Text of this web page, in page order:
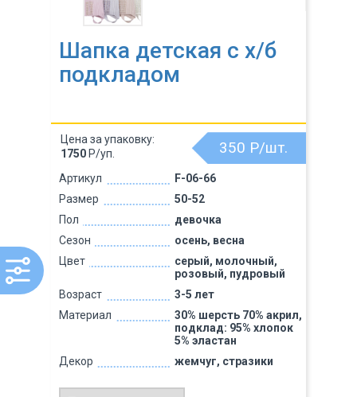
Шапка детская с х/б
подкладом
Артикул
F-06-66
Размер
50-52
Пол
девочка
Сезон
осень, весна
Цвет
серый, молочный,
розовый, пудровый
Возраст
3-5 лет
Материал
30% шерсть 70% акрил,
подклад: 95% хлопок
5% эластан
Декор
жемчуг, стразики
350 Р/шт.
Цена за упаковку:
1750 Р/уп.